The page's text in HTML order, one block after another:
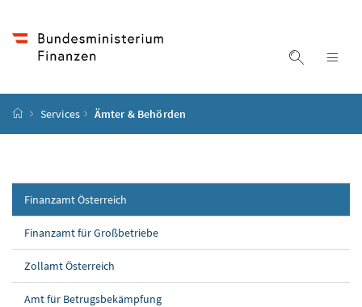
Suche
Startseite
Services Ämter & Behörden
Finanzamt Österreich
Finanzamt für Großbetriebe
Zollamt Österreich
Amt für Betrugsbekämpfung